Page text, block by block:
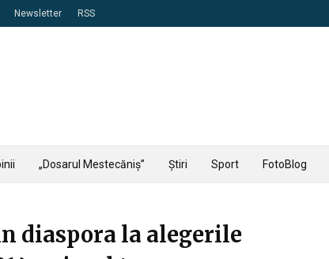
Newsletter RSS
„Dosarul Mestecăniș” Știri Sport FotoBlog
diaspora la alegerile